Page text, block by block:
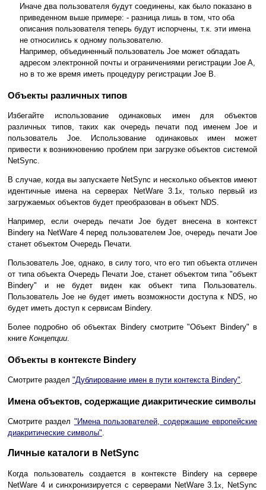
Иначе два пользователя будут соединены, как было показано в
приведенном выше примере: - разница лишь в том, что оба
описания пользователя теперь будут испорчены, т.к. эти имена
не относились к одному пользователю.
Например, объединенный пользователь Joe может обладать
адресом электронной почты и ограничениями регистрации Joe A,
но в то же время иметь процедуру регистрации Joe B.
Объекты различных типов
Избегайте использование одинаковых имен для объектов
различных типов, таких как очередь печати под именем Joe и
пользователь Joe. Использование одинаковых имен может
привести к возникновению проблем при загрузке объектов системой
NetSynс.
В случае, когда вы запускаете NetSync и несколько объектов имеют
идентичные имена на серверах NetWare 3.1x
, только первый из
загружаемых объектов будет преобразован в объект NDS.
Например, если очередь печати Joe будет внесена в контекст
Bindery на NetWare 4 перед пользователем Joe, очередь печати Joe
станет объектом Очередь Печати.
Пользователь Joe, однако, в силу того, что его тип объекта отличен
от типа объекта Очередь Печати Joe, станет объектом типа "объект
Bindery" и не будет виден как объект типа Пользователь.
Пользователь Joe не будет иметь возможности доступа к NDS, но
будет иметь доступ к сервисам Bindery.
Более подробно об объектах Bindery смотрите "Объект Bindery" в
книге Концепции
Объекты в контексте Bindery
Смотрите раздел "Дублирование имен в пути контекста Bindery"
Имена объектов, содержащие диакритические символы
Смотрите раздел "Имена пользователей, содержащие европейские
диакритические символы"
Личные каталоги в NetSync
Когда пользователь создается в контексте Bindery на сервере
NetWare 4 и синхронизируется с серверами NetWare 3.1x
, NetSync